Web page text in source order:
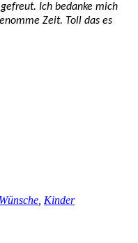
Ich bedanke mich
Zeit. Toll das es
Kinder